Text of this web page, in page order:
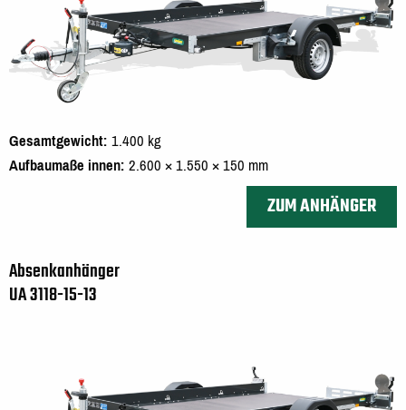
Gesamtgewicht 1.400 kg
Aufbaumaße innen 2.600 × 1.550 × 150 mm
ZUM ANHÄNGER
Absenkanhänger
UA 3118-15-13